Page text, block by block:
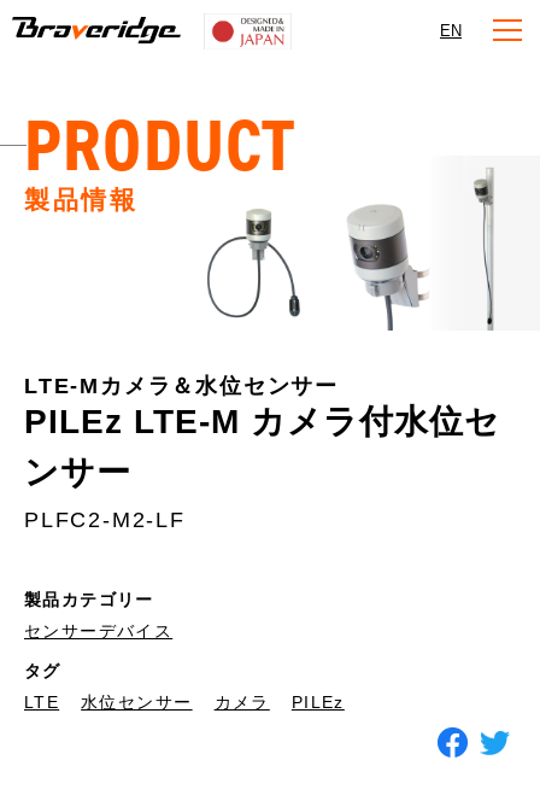
Braveridge
EN
PRODUCT
製品情報
LTE-Mカメラ＆水位センサー
PILEz LTE-M カメラ付水位セ
ンサー
PLFC2-M2-LF
製品カテゴリー
センサーデバイス
タグ
LTE
水位センサー カメラ PILEz